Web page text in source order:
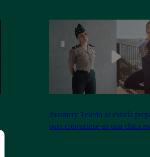
Jossmery Toledo se estaría
para convertirse en una chica